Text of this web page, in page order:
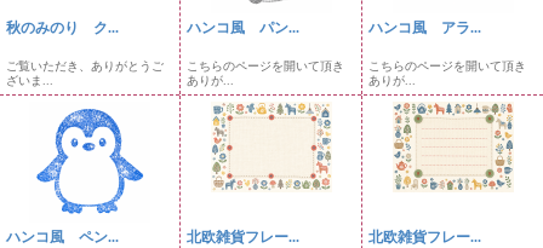
秋のみのり ク...
ご覧いただき、ありがとうご
ざいま...
ハンコ風 パン...
こちらのページを開いて頂き
ありが...
ハンコ風 アラ...
こちらのページを開いて頂き
ありが...
ハンコ風 ペン... 北欧雑貨フレー... 北欧雑貨フレー...